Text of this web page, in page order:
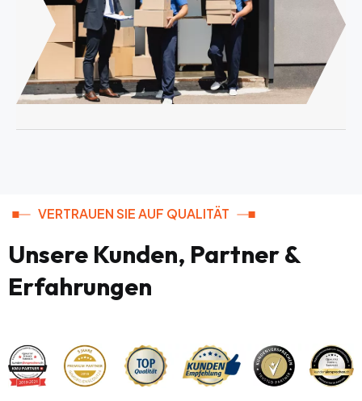
VERTRAUEN SIE AUF QUALITÄT
Unsere Kunden, Partner &
Erfahrungen